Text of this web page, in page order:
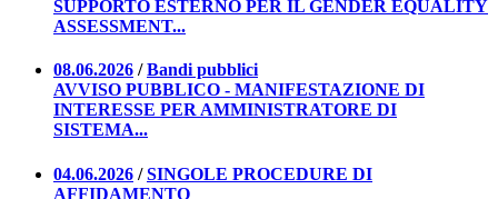
SUPPORTO ESTERNO PER IL GENDER EQUALITY
ASSESSMENT...
08.06.2026 /Bandi pubblici
AVVISO PUBBLICO - MANIFESTAZIONE DI
INTERESSE PER AMMINISTRATORE DI
SISTEMA...
04.06.2026 /SINGOLE PROCEDURE DI
AFFIDAMENTO